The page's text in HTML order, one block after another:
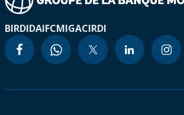
BIRDIDAIFCMIGACIRDI